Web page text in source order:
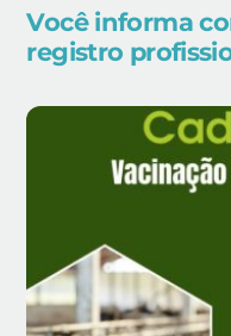
Você informa
registro